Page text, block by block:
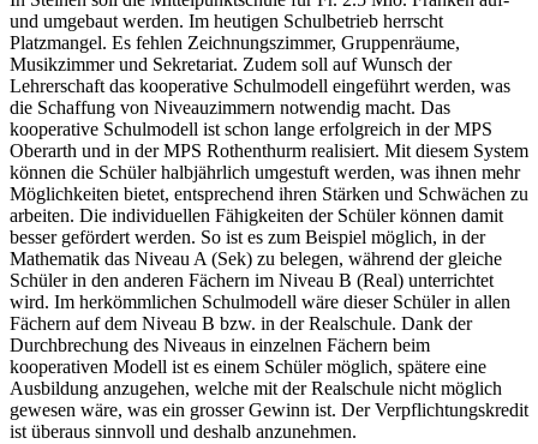
und umgebaut werden. Im heutigen Schulbetrieb herrscht
Platzmangel. Es fehlen Zeichnungszimmer, Gruppenräume,
Musikzimmer und Sekretariat. Zudem soll auf Wunsch der
Lehrerschaft das kooperative Schulmodell eingeführt werden, was
die Schaffung von Niveauzimmern notwendig macht. Das
kooperative Schulmodell ist schon lange erfolgreich in der MPS
Oberarth und in der MPS Rothenthurm realisiert. Mit diesem System
können die Schüler halbjährlich umgestuft werden, was ihnen mehr
Möglichkeiten bietet, entsprechend ihren Stärken und Schwächen zu
arbeiten. Die individuellen Fähigkeiten der Schüler können damit
besser gefördert werden. So ist es zum Beispiel möglich, in der
Mathematik das Niveau A (Sek) zu belegen, während der gleiche
Schüler in den anderen Fächern im Niveau B (Real) unterrichtet
wird. Im herkömmlichen Schulmodell wäre dieser Schüler in allen
Fächern auf dem Niveau B bzw. in der Realschule. Dank der
Durchbrechung des Niveaus in einzelnen Fächern beim
kooperativen Modell ist es einem Schüler möglich, spätere eine
Ausbildung anzugehen, welche mit der Realschule nicht möglich
gewesen wäre, was ein grosser Gewinn ist. Der Verpflichtungskredit
ist überaus sinnvoll und deshalb anzunehmen.